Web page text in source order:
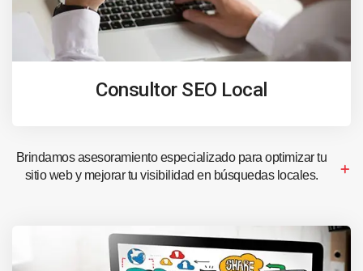
Consultor SEO Local
Brindamos asesoramiento especializado para optimizar tu
sitio web y mejorar tu visibilidad en búsquedas locales.